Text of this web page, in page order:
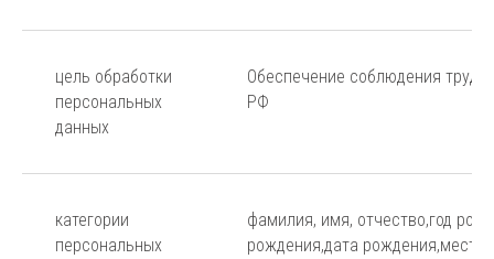
цель обработки
персональных
данных
Обеспечение соблюдения
РФ
категории
персональных
фамилия, имя, отчество,год
рождения,дата рождения,место